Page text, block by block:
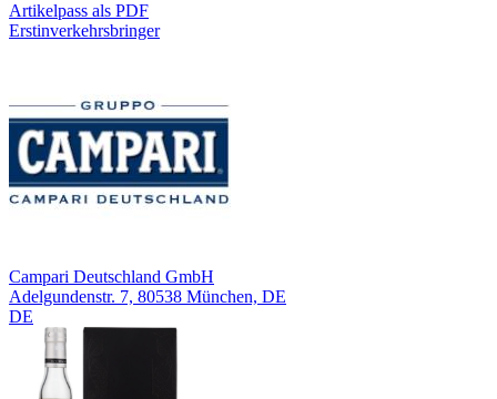
Artikelpass als PDF
Erstinverkehrsbringer
Campari Deutschland GmbH
Adelgundenstr. 7, 80538 München, DE
DE